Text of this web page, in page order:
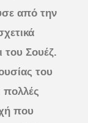
από την
του Σουέζ.
του
που